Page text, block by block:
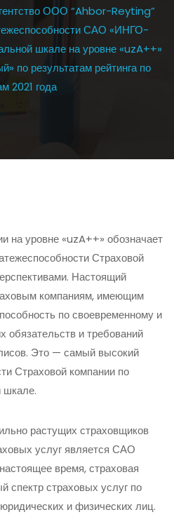
ООО “Ahbor-Reyting”
САО «ИНГО-
шкале на уровне «uzA++»
по результатам рейтинга по
2021 года
на уровне «uzA++» обозначает
Страховой
Настоящий
компаниям, имеющим
по своевременному и
и требований
Это — самый высокий
Страховой компании по
шкале.
растущих страховщиков
услуг является САО
время, страховая
спектр страховых услуг по
и физических лиц.